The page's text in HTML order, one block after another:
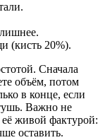
(кисть 20%).
Сначала
объём, потом
в конце, если
Важно не
живой фактурой:
оставить.